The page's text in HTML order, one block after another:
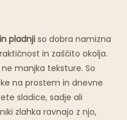
Blog
pladnji so dobra namizna
in zaščito okolja.
manjka teksture. So
na prostem in dnevne
sladice, sadje ali
zlahka ravnajo z njo,